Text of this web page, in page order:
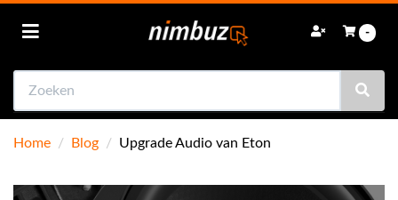
(Navigatie)
(Achteruitrijcamera's)
(Speakers)
Toggle navigation -
Home / Blog / Upgrade Audio van Eton